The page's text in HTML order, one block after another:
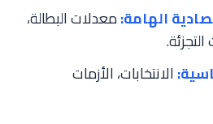
الهامة:معدلات البطالة،
الانتخابات، الأزمات